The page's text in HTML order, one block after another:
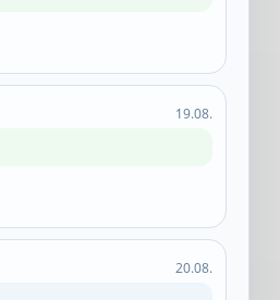
19.08.
20.08.